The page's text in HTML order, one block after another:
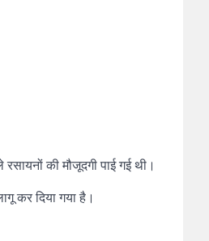
की मौजूदगी पाई गई थी।
कर दिया गया है।